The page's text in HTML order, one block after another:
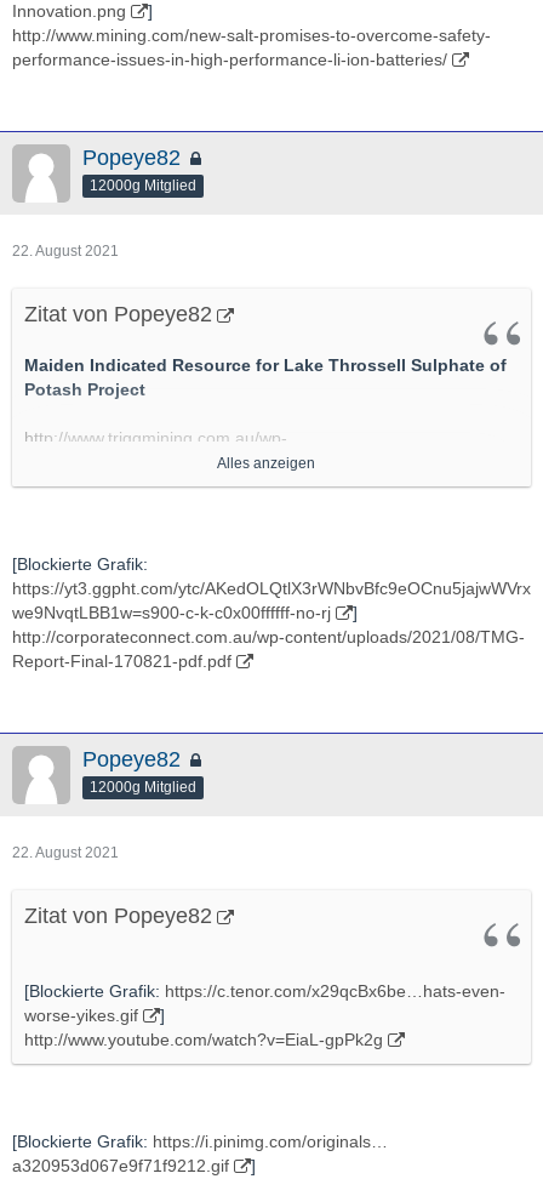
Innovation.png
]
http://www.mining.com/new-salt-promises-to-overcome-safety-
performance-issues-in-high-performance-li-ion-batteries/
Popeye82
12000g Mitglied
22. August 2021
Zitat von Popeye82
Maiden Indicated Resource for Lake Throssell Sulphate of
Potash Project
http://www.triggmining.com.au/wp-
content/uploads/2021/07/210726-ASX-Announcement-Lake-
Throssell-Indicated-Resource_Final.pdf
content/uploads/2021/07/2234802.pdf
http://www.triggmining.com.au/wp-
content/uploads/2021/07/2237056.pdf
Alles anzeigen
[Blockierte Grafik:
https://yt3.ggpht.com/ytc/AKedOLQtlX3rWNbvBfc9eOCnu5jajwWVrx
we9NvqtLBB1w=s900-c-k-c0x00ffffff-no-rj
]
http://corporateconnect.com.au/wp-content/uploads/2021/08/TMG-
Report-Final-170821-pdf.pdf
Popeye82
12000g Mitglied
22. August 2021
Zitat von Popeye82
[Blockierte Grafik: https://c.tenor.com/x29qcBx6be…hats-even-
worse-yikes.gif
]
http://www.youtube.com/watch?v=EiaL-gpPk2g
[Blockierte Grafik: https://i.pinimg.com/originals…
a320953d067e9f71f9212.gif
]